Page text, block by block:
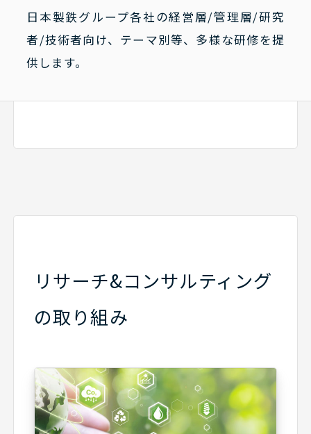
日本製鉄グループ各社の経営層/管理層/研究
者/技術者向け、テーマ別等、多様な研修を提
供します。
リサーチ&コンサルティング
の取り組み